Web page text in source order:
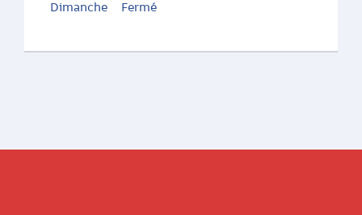
Dimanche
Fermé